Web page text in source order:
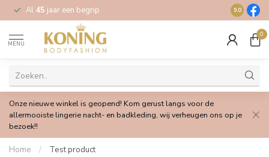
Al 45 jaar een begrip Gratis
9.0
MENU
0
Onze nieuwe winkel is geopend! Kom gerust langs voor de
allermooiste lingerie nacht- en badkleding, wij verheugen ons op je
bezoek!!
Home / Test product